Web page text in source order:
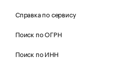
Справка по сервису
Поиск по ОГРН
Поиск по ИНН